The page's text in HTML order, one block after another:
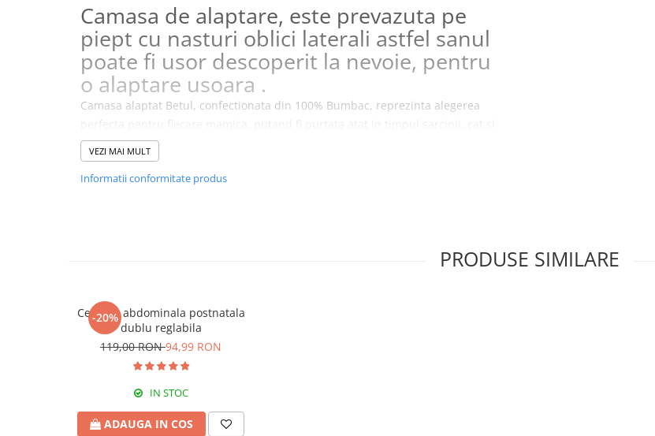
Camasa de alaptare, este prevazuta pe
piept cu nasturi oblici laterali astfel sanul
poate fi usor descoperit la nevoie, pentru
o alaptare usoara .
Camasa alaptat Betul, confectionata din 100% Bumbac, reprezinta alegerea
perfecta pentru fiecare mamica, putand
fi purtata atat in timpul sarcinii, cat si
dupa nastere.
Alege masura potrivita:
VEZI MAI MULT
Informatii conformitate produs
PRODUSE SIMILARE
-20%
Centura abdominala postnatala
dublu reglabila
119,00 RON94,99 RON
IN STOC
ADAUGA IN COS